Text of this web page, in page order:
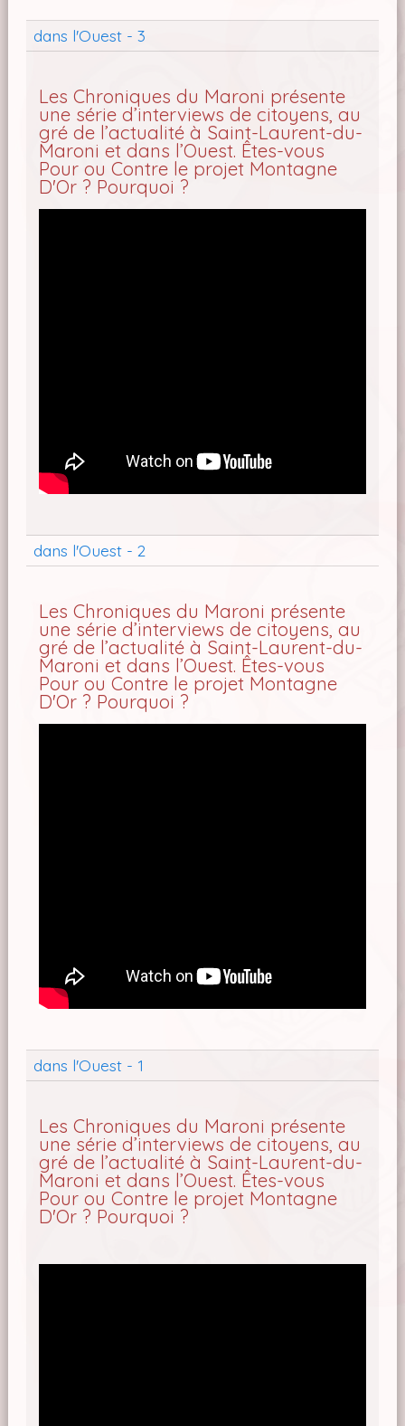
dans l'Ouest - 3
Les Chroniques du Maroni présente
une série d’interviews de citoyens, au
gré de l’actualité à Saint-Laurent-du-
Maroni et dans l’Ouest. Êtes-vous
Pour ou Contre le projet Montagne
D'Or ? Pourquoi ?
dans l'Ouest - 2
Les Chroniques du Maroni présente
une série d’interviews de citoyens, au
gré de l’actualité à Saint-Laurent-du-
Maroni et dans l’Ouest. Êtes-vous
Pour ou Contre le projet Montagne
D'Or ? Pourquoi ?
dans l'Ouest - 1
Les Chroniques du Maroni présente
une série d’interviews de citoyens, au
gré de l’actualité à Saint-Laurent-du-
Maroni et dans l’Ouest. Êtes-vous
Pour ou Contre le projet Montagne
D'Or ? Pourquoi ?